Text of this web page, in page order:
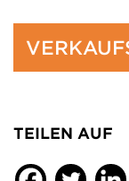
TEILEN AUF